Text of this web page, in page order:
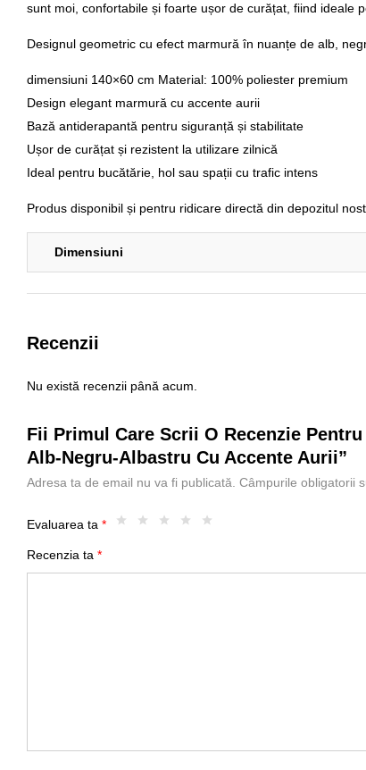
sunt moi, confortabile și foarte ușor de curățat, fiind ideale
Designul geometric cu efect marmură în nuanțe de alb,
dimensiuni 140×60 cm Material: 100% poliester premium
Design elegant marmură cu accente aurii
Bază antiderapantă pentru siguranță și stabilitate
Ușor de curățat și rezistent la utilizare zilnică
Ideal pentru bucătărie, hol sau spații cu trafic intens
Produs disponibil și pentru ridicare directă din depozitul
Dimensiuni
Recenzii
Nu există recenzii până acum.
Fii Primul Care Scrii O Recenzie
Alb-Negru-Albastru Cu Accente Aurii”
Adresa ta de email nu va fi publicată. Câmpurile obligatorii
Evaluarea ta *
Recenzia ta *